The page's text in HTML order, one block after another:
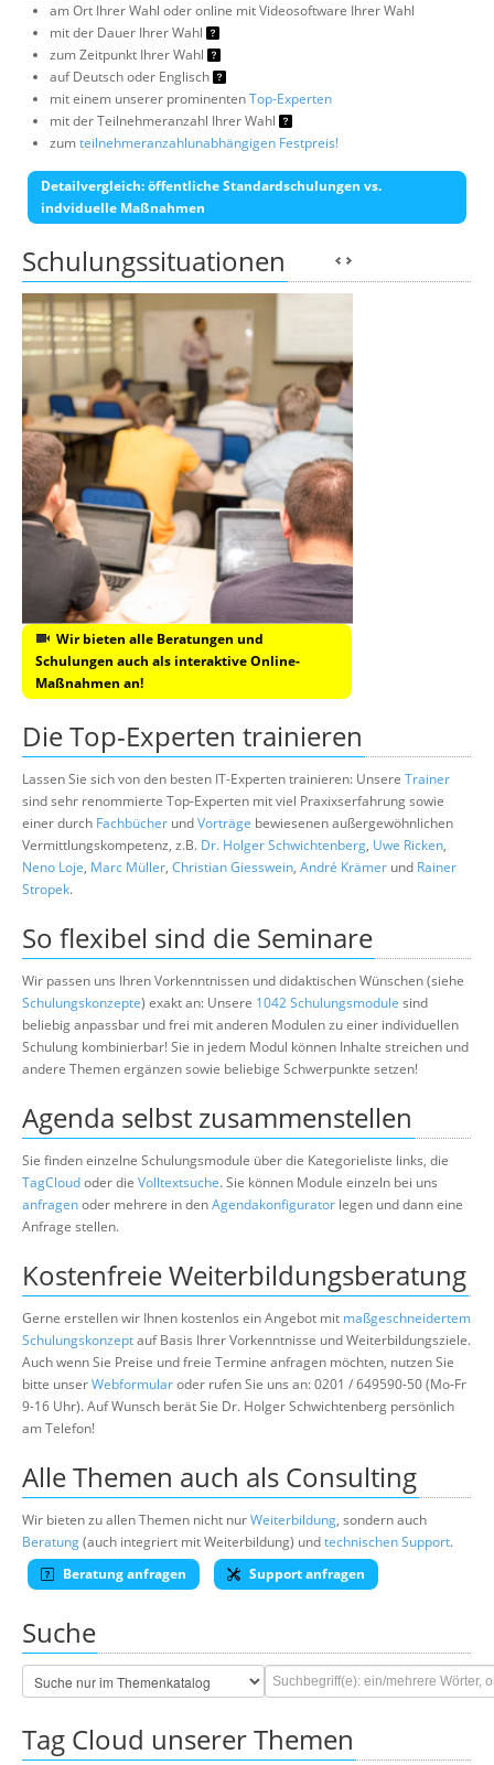
am Ort Ihrer Wahl oder online mit Videosoftware Ihrer Wahl
mit der Dauer Ihrer Wahl
zum Zeitpunkt Ihrer Wahl
auf Deutsch oder Englisch
mit einem unserer prominentenTop-Experten
mit der Teilnehmeranzahl Ihrer Wahl
zumteilnehmeranzahlunabhängigen Festpreis!
Detailvergleich: öffentliche Standardschulungen vs.
indviduelle Maßnahmen
Schulungssituationen
Wir bieten alle Beratungen und
Schulungen auch als interaktive Online-
Maßnahmen an!
Die Top-Experten trainieren
Lassen Sie sich von den besten IT-Experten trainieren: Unsere Trainer
sind sehr renommierte Top-Experten mit viel Praxixserfahrung sowie
einer durch Fachbücher undVorträge bewiesenen außergewöhnlichen
Vermittlungskompetenz, z.B. Dr. Holger Schwichtenberg, Uwe Ricken,
Neno Loje, Marc Müller, Christian Giesswein, André Krämer und Rainer
Stropek.
So flexibel sind die Seminare
Wir passen uns Ihren Vorkenntnissen und didaktischen Wünschen (siehe
Schulungskonzepte) exakt an: Unsere 1042 Schulungsmodule sind
beliebig anpassbar und frei mit anderen Modulen zu einer individuellen
Schulung kombinierbar! Sie in jedem Modul können Inhalte streichen und
andere Themen ergänzen sowie beliebige Schwerpunkte setzen!
Agenda selbst zusammenstellen
Sie finden einzelne Schulungsmodule über die Kategorieliste links, die
TagCloudoder die Volltextsuche. Sie können Module einzeln bei uns
anfragenoder mehrere in denAgendakonfigurator legen und dann eine
Anfrage stellen.
Kostenfreie Weiterbildungsberatung
Gerne erstellen wir Ihnen kostenlos ein Angebot mit maßgeschneidertem
Schulungskonzeptauf Basis Ihrer Vorkenntnisse und Weiterbildungsziele.
Auch wenn Sie Preise und freie Termine anfragen möchten, nutzen Sie
bitte unserWebformularoder rufen Sie uns an: 0201 / 649590-50 (Mo-Fr
9-16 Uhr). Auf Wunsch berät Sie Dr. Holger Schwichtenberg persönlich
am Telefon!
Alle Themen auch als Consulting
Wir bieten zu allen Themen nicht nurWeiterbildung, sondern auch
Beratung(auch integriert mit Weiterbildung) undtechnischen Support.
Beratung anfragen
Support anfragen
Suche
Tag Cloud unserer Themen